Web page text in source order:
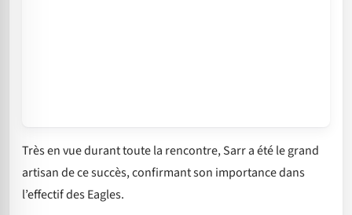
Très en vue durant toute la rencontre, Sarr a été le grand
artisan de ce succès, confirmant son importance dans
l’effectif des Eagles.